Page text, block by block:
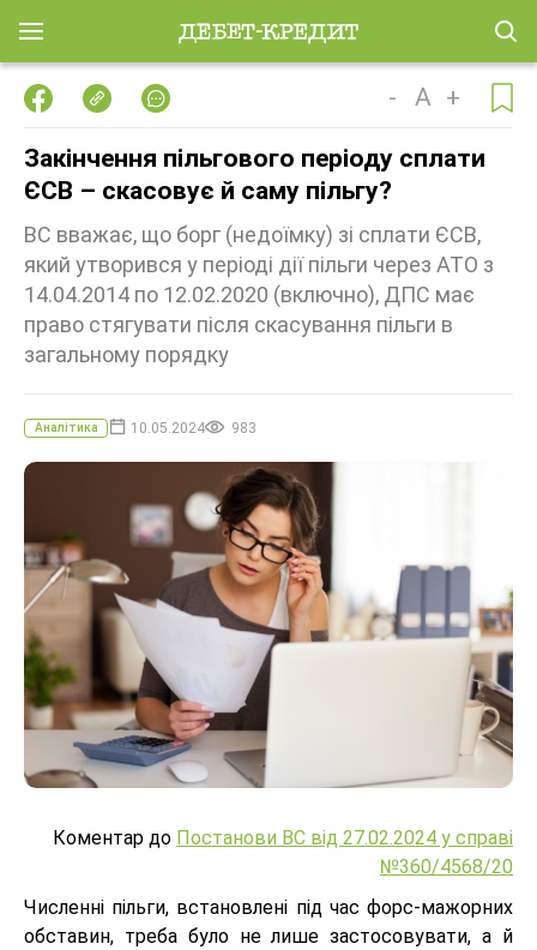
- A +
Закінчення пільгового періоду сплати
ЄСВ – скасовує й саму пільгу?
ВС вважає, що борг (недоїмку) зі сплати ЄСВ,
який утворився у періоді дії пільги через АТО з
14.04.2014 по 12.02.2020 (включно), ДПС має
право стягувати після скасування пільги в
загальному порядку
Аналітика 10.05.2024 983
Коментар до Постанови ВС від 27.02.2024 у справі
№360/4568/20
Численні пільги, встановлені під час форс-мажорних
обставин, треба було не лише застосовувати, а й